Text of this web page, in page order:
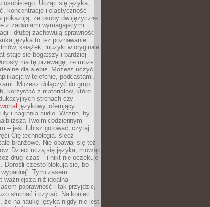
osobistego. Ucząc się języka,
koncentrację i elastyczność
pokazują, że osoby dwujęzyczne
z zadaniami wymagającymi
i dłużej zachowują sprawność
języka to też poznawanie
książek, muzyki w oryginale.
staje się bogatszy i bardziej
ma tę przewagę, że może
dla siebie. Możesz uczyć
w telefonie, podcastami,
Możesz dołączyć do grup
korzystać z materiałów, które
stronach czy
wortal językowy, oferujący
i nagrania audio. Ważne, by
Twoim codziennym
– jeśli lubisz gotować, czytaj
Cię technologia, śledź
branżowe. Nie obawiaj się też
Dzieci uczą się języka, mówiąc
długi czas – i nikt nie oczekuje
Dorośli często blokują się, bo
Tymczasem
ważniejsza niż idealna
poprawność i tak przyjdzie,
słuchać i czytać. Na koniec
że na naukę języka nigdy nie jest